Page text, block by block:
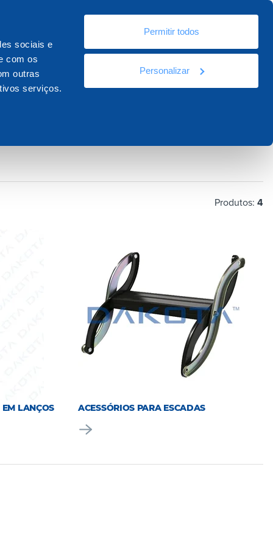
sociais e
com os
outras
serviços.
Permitir todos
Personalizar
Produtos: 4
LANÇOS ACESSÓRIOS PARA ESCADAS